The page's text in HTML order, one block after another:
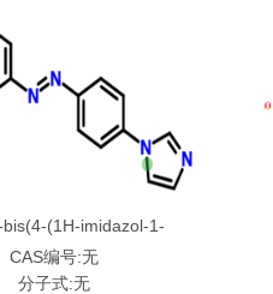
(1H-imidazol-1-
CAS编号:无
分子式:无